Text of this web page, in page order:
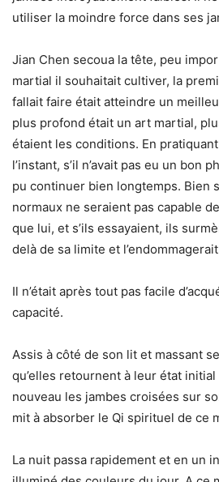
utiliser la moindre force dans ses
Jian Chen secoua la tête, peu
martial il souhaitait cultiver, la
fallait faire était atteindre un
plus profond était un art martial,
étaient les conditions. En
l’instant, s’il n’avait pas eu un bon
pu continuer bien longtemps. Bien
normaux ne seraient pas capable
que lui, et s’ils essayaient, ils
delà de sa limite et
Il n’était après tout pas facile
capacité.
Assis à côté de son lit et massant
qu’elles retournent à leur état initial
nouveau les jambes croisées sur
mit à absorber le Qi spirituel de ce
La nuit passa rapidement et en un